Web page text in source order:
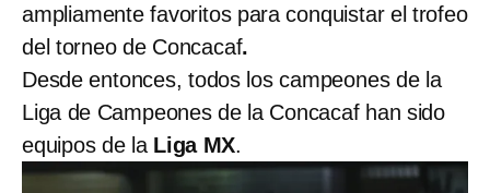
ampliamente favoritos para conquistar el trofeo
del torneo de Concacaf.
Desde entonces, todos los campeones de la
Liga de Campeones de la Concacaf han sido
equipos de la Liga MX.